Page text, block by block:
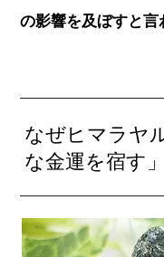
の影響を及ぼすと言
なぜヒマラヤ
な金運を宿す